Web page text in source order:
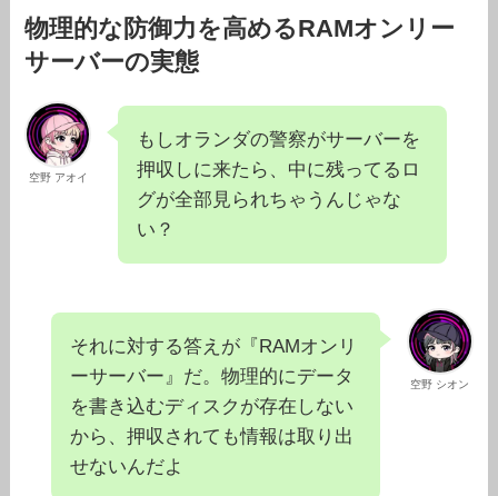
物理的な防御力を高めるRAMオンリー
サーバーの実態
空野 アオイ
もしオランダの警察がサーバーを
押収しに来たら、中に残ってるロ
グが全部見られちゃうんじゃな
い？
空野 シオン
それに対する答えが『RAMオンリ
ーサーバー』だ。物理的にデータ
を書き込むディスクが存在しない
から、押収されても情報は取り出
せないんだよ